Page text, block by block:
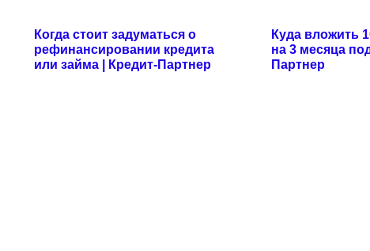
Когда стоит задуматься о
рефинансировании кредита
или займа | Кредит-Партнер
Куда вложить
на 3 месяца
Партнер